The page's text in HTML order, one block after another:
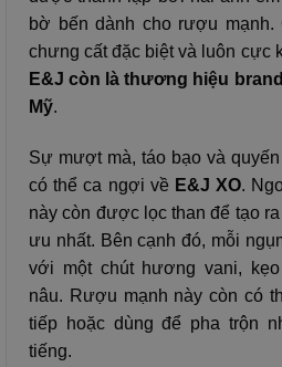
bờ bến dành cho rượu
chưng cất đặc biệt và luôn cực
E&J còn là thương hiệu
Mỹ.
Sự mượt mà, táo bạo và
có thể ca ngợi về E&J XO.
này còn được lọc than để tạo
ưu nhất. Bên cạnh đó, mỗi
với một chút hương vani,
nâu. Rượu mạnh này còn có
tiếp hoặc dùng để pha trộn
tiếng.